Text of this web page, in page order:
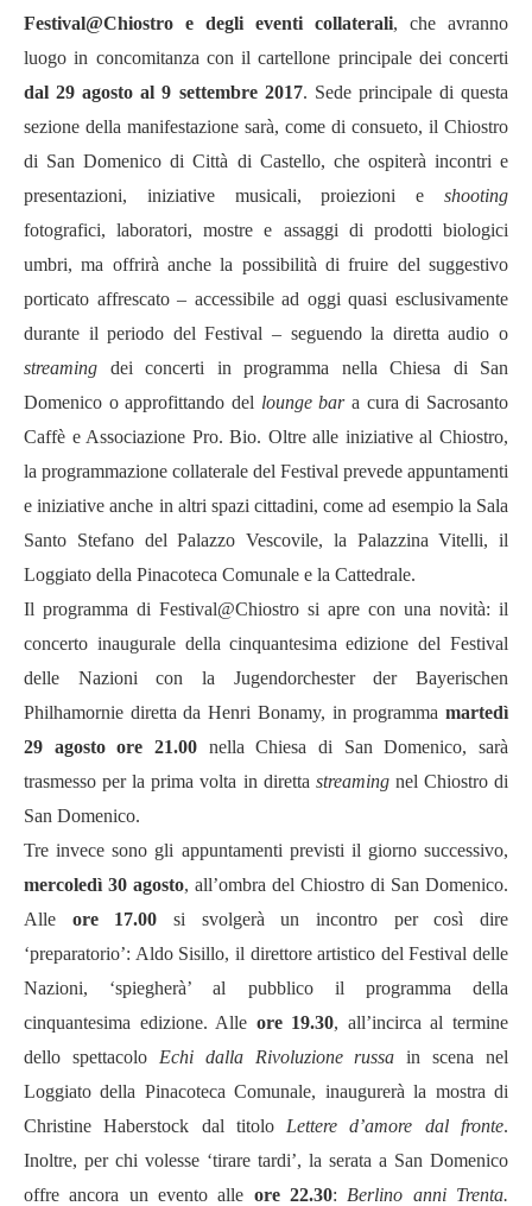
Festival@Chiostro e degli eventi collaterali, che avranno
luogo in concomitanza con il cartellone principale dei concerti
dal 29 agosto al 9 settembre 2017. Sede principale di questa
sezione della manifestazione sarà, come di consueto, il Chiostro
di San Domenico di Città di Castello, che ospiterà incontri e
presentazioni, iniziative musicali, proiezioni e shooting
fotografici, laboratori, mostre e assaggi di prodotti biologici
umbri, ma offrirà anche la possibilità di fruire del suggestivo
porticato affrescato – accessibile ad oggi quasi esclusivamente
durante il periodo del Festival – seguendo la diretta audio o
streaming dei concerti in programma nella Chiesa di San
Domenico o approfittando del lounge bara cura di Sacrosanto
Caffè e Associazione Pro. Bio. Oltre alle iniziative al Chiostro,
la programmazione collaterale del Festival prevede appuntamenti
e iniziative anche in altri spazi cittadini, come ad esempio la Sala
Santo Stefano del Palazzo Vescovile, la Palazzina Vitelli, il
Loggiato della Pinacoteca Comunale e la Cattedrale.
Il programma di Festival@Chiostro si apre con una novità: il
concerto inaugurale della cinquantesima edizione del Festival
delle Nazioni con la Jugendorchester der Bayerischen
Philhamornie diretta da Henri Bonamy, in programma martedì
29 agosto ore 21.00 nella Chiesa di San Domenico, sarà
trasmesso per la prima volta in diretta streamingnel Chiostro di
San Domenico.
Tre invece sono gli appuntamenti previsti il giorno successivo,
mercoledì 30 agosto, all’ombra del Chiostro di San Domenico.
Alle ore 17.00 si svolgerà un incontro per così dire
‘preparatorio’: Aldo Sisillo, il direttore artistico del Festival delle
Nazioni, ‘spiegherà’ al pubblico il programma della
cinquantesima edizione. Alle ore 19.30, all’incirca al termine
dello spettacolo Echi dalla Rivoluzione russain scena nel
Loggiato della Pinacoteca Comunale, inaugurerà la mostra di
Christine Haberstock dal titolo Lettere d’amore dal fronte.
Inoltre, per chi volesse ‘tirare tardi’, la serata a San Domenico
offre ancora un evento alle ore 22.30: Berlino anni Trenta.